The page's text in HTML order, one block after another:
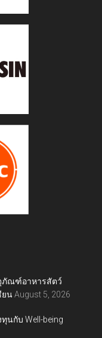
จุภัณฑ์อาหารสัตว์
ยน August 5, 2026
นกับ Well-being